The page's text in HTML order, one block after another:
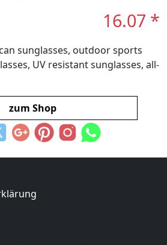
16.07 *
sunglasses, outdoor sports
UV resistant sunglasses, all-
zum Shop